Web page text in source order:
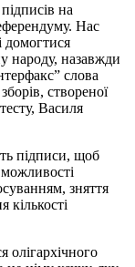
на
Нас
домогтися
народу, назавжди
слова
створеної
Василя
підписи, щоб
зняття
кількості
олігархічного